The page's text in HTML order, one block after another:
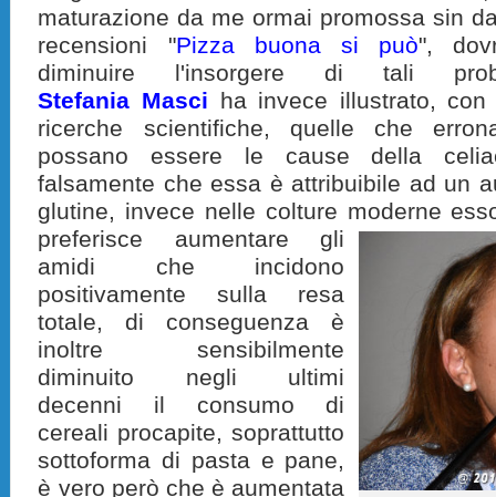
maturazione da me ormai promossa sin
recensioni "Pizza buona si può",
diminuire l'insorgere di tali
Stefania Masci ha invece illustrato,
ricerche scientifiche, quelle che
possano essere le cause della
falsamente che essa è attribuibile ad un
glutine, invece nelle colture moderne
preferisce aumentare gli
amidi che incidono
positivamente sulla resa
totale, di conseguenza è
inoltre sensibilmente
diminuito negli ultimi
decenni il consumo di
cereali procapite, soprattutto
sottoforma di pasta e pane,
è vero però che è aumentata